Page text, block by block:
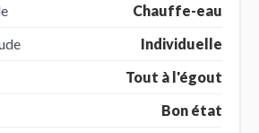
Chauffe-eau
Individuelle
Tout à l'égout
Bon état